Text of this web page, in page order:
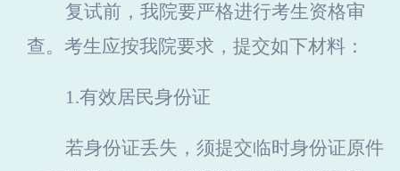
复试前，我院要严格进行考生资格审
查。考生应按我院要求，提交如下材料：
1.有效居民身份证
若身份证丢失，须提交临时身份证原件